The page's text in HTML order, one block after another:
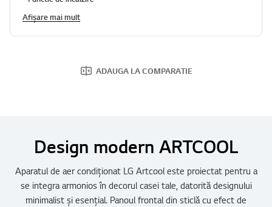
Afișare mai mult
ADAUGA LA COMPARATIE
Design modern ARTCOOL
Aparatul de aer condiționat LG Artcool este proiectat pentru a
se integra armonios în decorul casei tale, datorită designului
minimalist și esențial. Panoul frontal din sticlă cu efect de